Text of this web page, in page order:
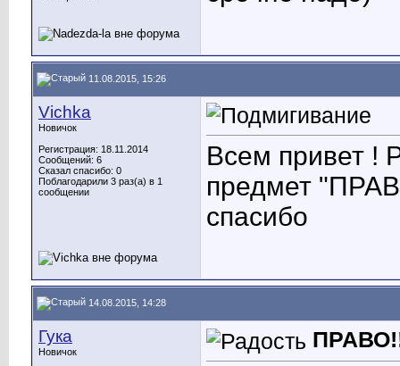
11.08.2015, 15:26
Vichka
Новичок
Регистрация: 18.11.2014
Сообщений: 6
Сказал спасибо: 0
Поблагодарили 3 раз(а) в 1
сообщении
Всем привет !
предмет
спасибо
14.08.2015, 14:28
Гука
Новичок